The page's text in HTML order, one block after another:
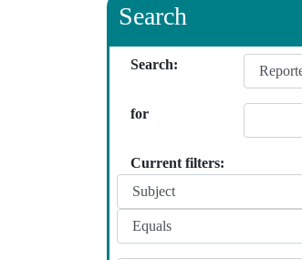
Search
Search:
for
Current filters: